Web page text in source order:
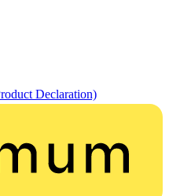
Declaration)